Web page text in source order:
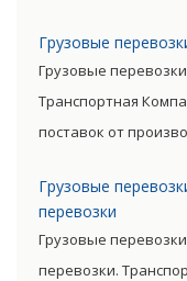
позволяют
существенно
Грузовые
Грузовые
Транспортная
поставок от
позволяют
существенно
Грузовые
перевозки
Грузовые
перевозки.